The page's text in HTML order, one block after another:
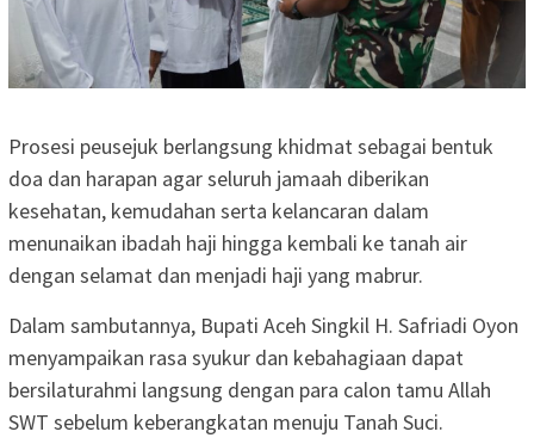
Prosesi peusejuk berlangsung khidmat sebagai bentuk
doa dan harapan agar seluruh jamaah diberikan
kesehatan, kemudahan serta kelancaran dalam
menunaikan ibadah haji hingga kembali ke tanah air
dengan selamat dan menjadi haji yang mabrur.
Dalam sambutannya, Bupati Aceh Singkil H. Safriadi Oyon
menyampaikan rasa syukur dan kebahagiaan dapat
bersilaturahmi langsung dengan para calon tamu Allah
SWT sebelum keberangkatan menuju Tanah Suci.